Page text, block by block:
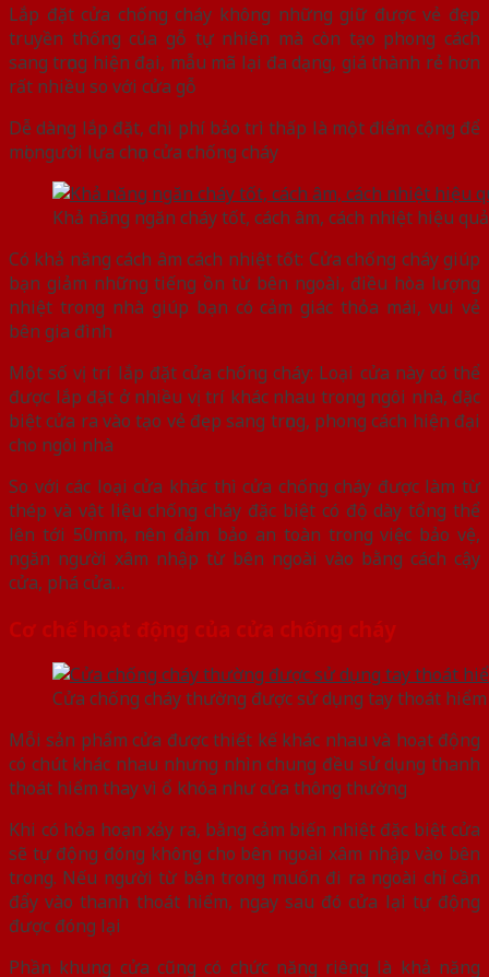
Lắp đặt cửa chống cháy không những giữ được vẻ đẹp
truyền thống của gỗ tự nhiên mà còn tạo phong cách
sang trọng hiện đại, mẫu mã lại đa dạng, giá thành rẻ hơn
rất nhiều so với cửa gỗ
Dễ dàng lắp đặt, chi phí bảo trì thấp là một điểm cộng để
mọi người lựa chọn cửa chống cháy
Khả năng ngăn cháy tốt, cách âm, cách nhiệt hiệu quả
Có khả năng cách âm cách nhiệt tốt: Cửa chống cháy giúp
bạn giảm những tiếng ồn từ bên ngoài, điều hòa lượng
nhiệt trong nhà giúp bạn có cảm giác thỏa mái, vui vẻ
bên gia đình
Một số vị trí lắp đặt cửa chống cháy: Loại cửa này có thể
được lắp đặt ở nhiều vị trí khác nhau trong ngôi nhà, đặc
biệt cửa ra vào tạo vẻ đẹp sang trọng, phong cách hiện đại
cho ngôi nhà
So với các loại cửa khác thì cửa chống cháy được làm từ
thép và vật liệu chống cháy đặc biệt có độ dày tổng thể
lên tới 50mm, nên đảm bảo an toàn trong việc bảo vệ,
ngăn người xâm nhập từ bên ngoài vào bằng cách cậy
cửa, phá cửa…
Cơ chế hoạt động của cửa chống cháy
Cửa chống cháy thường được sử dụng tay thoát
Mỗi sản phẩm cửa được thiết kế khác nhau và hoạt động
có chút khác nhau nhưng nhìn chung đều sử dụng thanh
thoát hiểm thay vì ổ khóa như cửa thông thường
Khi có hỏa hoạn xảy ra, bằng cảm biến nhiệt đặc biệt cửa
sẽ tự động đóng không cho bên ngoài xâm nhập vào bên
trong. Nếu người từ bên trong muốn đi ra ngoài chỉ cần
đẩy vào thanh thoát hiểm, ngay sau đó cửa lại tự động
được đóng lại
Phần khung cửa cũng có chức năng riêng là khả năng